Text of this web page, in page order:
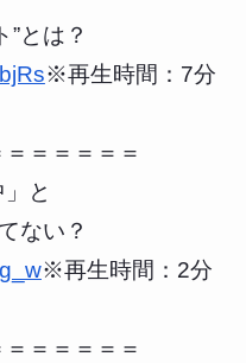
とは？
※再生時間：7分
＝＝＝＝＝
と
ない？
※再生時間：2分
＝＝＝＝＝